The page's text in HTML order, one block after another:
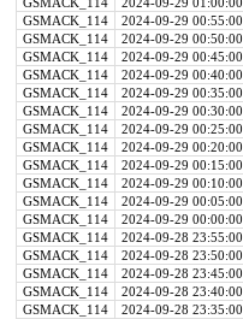
GSMACK_114
2024-09-29 00:55:00
GSMACK_114
2024-09-29 00:50:00
GSMACK_114
2024-09-29 00:45:00
GSMACK_114
2024-09-29 00:40:00
GSMACK_114
2024-09-29 00:35:00
GSMACK_114
2024-09-29 00:30:00
GSMACK_114
2024-09-29 00:25:00
GSMACK_114
2024-09-29 00:20:00
GSMACK_114
2024-09-29 00:15:00
GSMACK_114
2024-09-29 00:10:00
GSMACK_114
2024-09-29 00:05:00
GSMACK_114
2024-09-29 00:00:00
GSMACK_114
2024-09-28 23:55:00
GSMACK_114
2024-09-28 23:50:00
GSMACK_114
2024-09-28 23:45:00
GSMACK_114
2024-09-28 23:40:00
GSMACK_114
2024-09-28 23:35:00